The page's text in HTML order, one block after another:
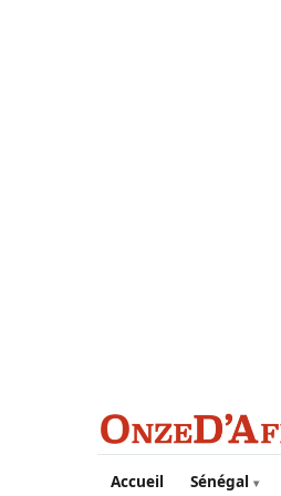
Aller au contenu principal
Accueil Sénégal